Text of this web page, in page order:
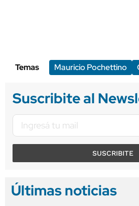
Temas Mauricio Pochettino
Suscribite al
SUSCRIBITE
Últimas noticias